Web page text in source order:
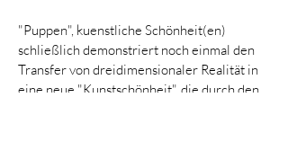
"Puppen", kuenstliche Schönheit(en)
schließlich demonstriert noch einmal den
Transfer von dreidimensionaler Realität in
eine neue "Kunstschönheit", die durch den